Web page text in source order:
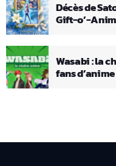
Décès de
Gift-o’-
Wasabi : la
fans